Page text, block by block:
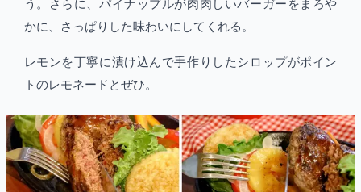
う。さらに、パイナップルが肉肉しいバーガーをまろや
かに、さっぱりした味わいにしてくれる。
レモンを丁寧に漬け込んで手作りしたシロップがポイン
トのレモネードとぜひ。